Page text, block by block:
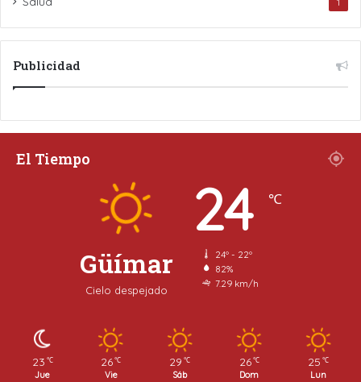
Publicidad
El Tiempo
Güímar
Cielo despejado
24 ℃
24º - 22º
82%
7.29 km/h
23 ℃
Jue
26 ℃
Vie
29 ℃
Sáb
26 ℃
Dom
25 ℃
Lun